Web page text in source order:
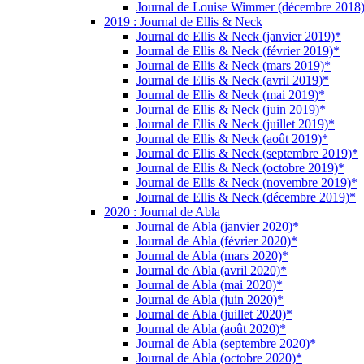
Journal de Louise Wimmer (décembre
2019 : Journal de Ellis & Neck
Journal de Ellis & Neck (janvier 2019)*
Journal de Ellis & Neck (février 2019)*
Journal de Ellis & Neck (mars 2019)*
Journal de Ellis & Neck (avril 2019)*
Journal de Ellis & Neck (mai 2019)*
Journal de Ellis & Neck (juin 2019)*
Journal de Ellis & Neck (juillet 2019)*
Journal de Ellis & Neck (août 2019)*
Journal de Ellis & Neck (septembre 2019)*
Journal de Ellis & Neck (octobre 2019)*
Journal de Ellis & Neck (novembre 2019)*
Journal de Ellis & Neck (décembre 2019)*
2020 : Journal de Abla
Journal de Abla (janvier 2020)*
Journal de Abla (février 2020)*
Journal de Abla (mars 2020)*
Journal de Abla (avril 2020)*
Journal de Abla (mai 2020)*
Journal de Abla (juin 2020)*
Journal de Abla (juillet 2020)*
Journal de Abla (août 2020)*
Journal de Abla (septembre 2020)*
Journal de Abla (octobre 2020)*